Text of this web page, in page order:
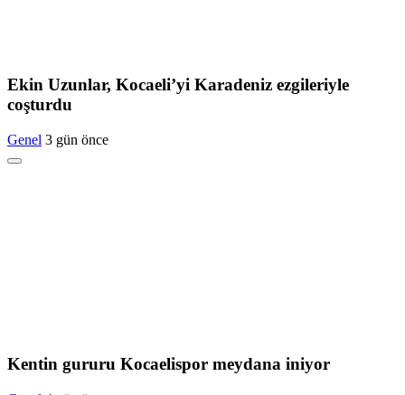
Ekin Uzunlar, Kocaeli’yi Karadeniz ezgileriyle
coşturdu
Genel 3 gün önce
Kentin gururu Kocaelispor meydana iniyor